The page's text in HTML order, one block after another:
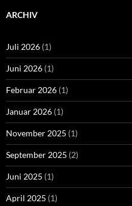
ARCHIV
Juli 2026 (1)
Juni 2026 (1)
Februar 2026 (1)
Januar 2026 (1)
November 2025 (1)
September 2025 (2)
Juni 2025 (1)
April 2025 (1)